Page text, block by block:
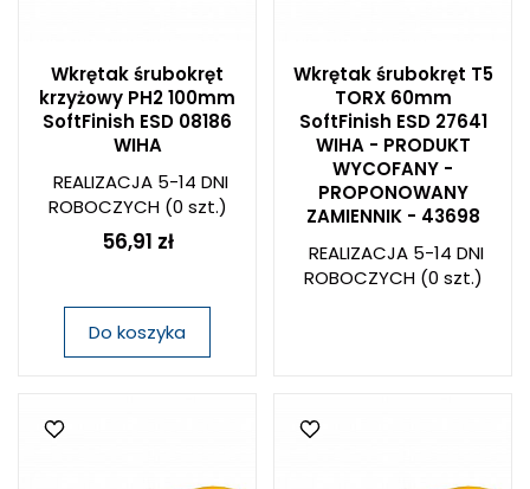
Wkrętak śrubokręt
krzyżowy PH2 100mm
SoftFinish ESD 08186
WIHA
REALIZACJA 5-14 DNI
ROBOCZYCH(0 szt.)
56,91 zł
Do koszyka
Wkrętak śrubokręt T5
TORX 60mm
SoftFinish ESD 27641
WIHA - PRODUKT
WYCOFANY -
PROPONOWANY
ZAMIENNIK - 43698
REALIZACJA 5-14 DNI
ROBOCZYCH(0 szt.)